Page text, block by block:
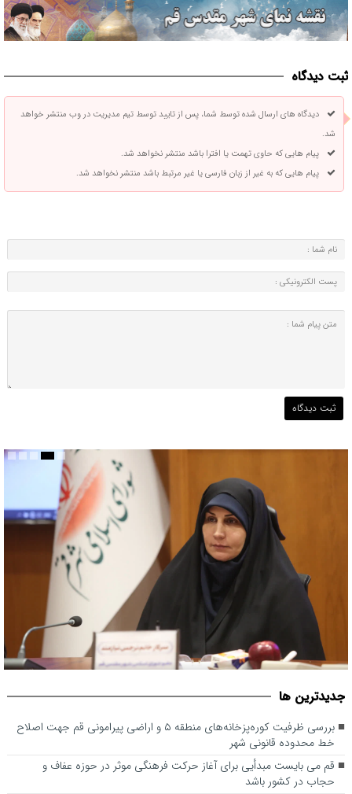
ثبت دیدگاه
دیدگاه های ارسال شده توسط شما، پس از تایید توسط تیم مدیریت در وب منتشر خواهد
شد.
پیام هایی که حاوی تهمت یا افترا باشد منتشر نخواهد شد.
پیام هایی که به غیر از زبان فارسی یا غیر مرتبط باشد منتشر نخواهد شد.
حجاب در کشور باشد
جديدترين ها
بررسی ظرفیت کوره‌پزخانه‌های منطقه ۵ و اراضی پیرامونی قم جهت اصلاح
خط محدوده قانونی شهر
قم می بایست مبدأیی برای آغاز حرکت فرهنگی موثر در حوزه عفاف و
حجاب در کشور باشد